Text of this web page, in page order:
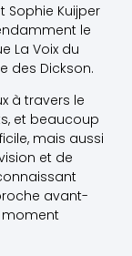
Sophie Kuijper
le
La Voix du
des Dickson.
à travers le
et beaucoup
mais aussi
et de
avant-
moment